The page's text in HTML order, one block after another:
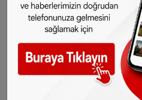
Saat:13:00
Rue des Vallées